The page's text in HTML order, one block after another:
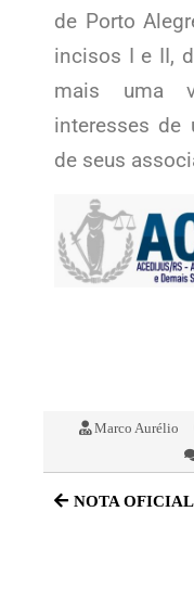
de Porto
incisos I e II,
mais uma
interesses de
de seus
Marco Aurélio
NOTA OFICIAL